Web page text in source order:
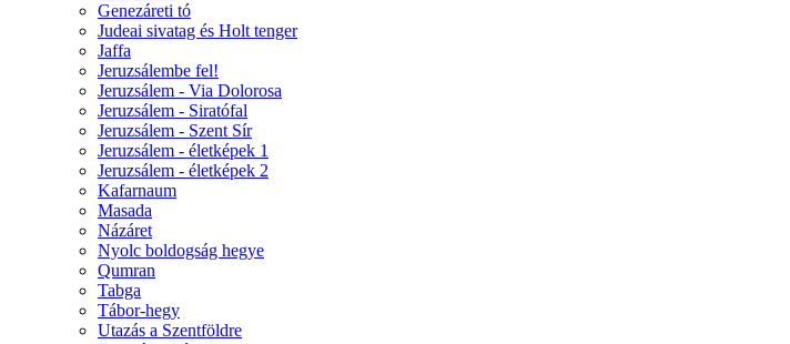
Genezáreti tó
Judeai sivatag és Holt tenger
Jaffa
Jeruzsálembe fel!
Jeruzsálem - Via Dolorosa
Jeruzsálem - Siratófal
Jeruzsálem - Szent Sír
Jeruzsálem - életképek 1
Jeruzsálem - életképek 2
Kafarnaum
Masada
Názáret
Nyolc boldogság hegye
Qumran
Tabga
Tábor-hegy
Utazás a Szentföldre